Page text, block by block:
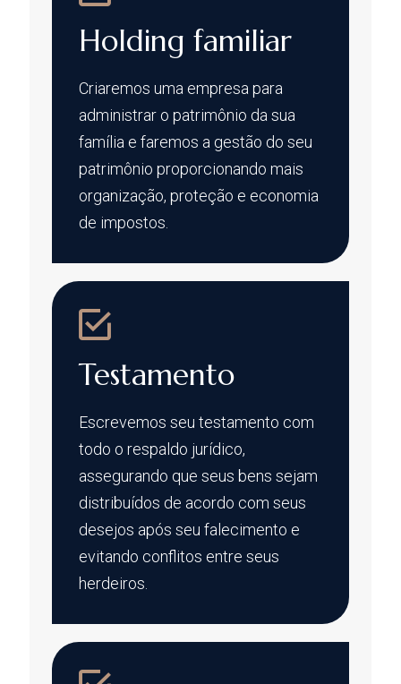
Holding familiar
Criaremos uma empresa para
administrar o patrimônio da sua
família e faremos a gestão do seu
patrimônio proporcionando mais
organização, proteção e economia
de impostos.
Testamento
Escrevemos seu testamento com
todo o respaldo jurídico,
assegurando que seus bens sejam
distribuídos de acordo com seus
desejos após seu falecimento e
evitando conflitos entre seus
herdeiros.